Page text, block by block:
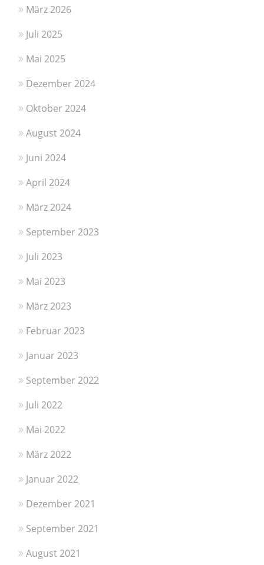
März 2026
Juli 2025
Mai 2025
Dezember 2024
Oktober 2024
August 2024
Juni 2024
April 2024
März 2024
September 2023
Juli 2023
Mai 2023
März 2023
Februar 2023
Januar 2023
September 2022
Juli 2022
Mai 2022
März 2022
Januar 2022
Dezember 2021
September 2021
August 2021